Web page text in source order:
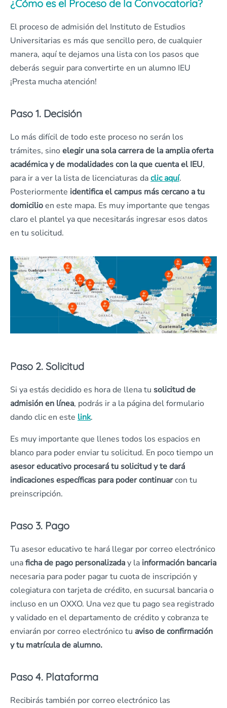
¿Cómo es el Proceso de la Convocatoria?
El proceso de admisión del Instituto de Estudios
Universitarias es más que sencillo pero, de cualquier
manera, aquí te dejamos una lista con los pasos que
deberás seguir para convertirte en un alumno IEU
¡Presta mucha atención!
Paso 1. Decisión
Lo más difícil de todo este proceso no serán los
trámites, sino elegir una sola carrera de la amplia oferta
académica y de modalidades con la que cuenta el IEU,
para ir a ver la lista de licenciaturas daclic aquí.
Posteriormente identifica el campus más cercano a tu
domicilioen este mapa. Es muy importante que tengas
claro el plantel ya que necesitarás ingresar esos datos
en tu solicitud.
Paso 2. Solicitud
Si ya estás decidido es hora de llena tu solicitud de
admisión en línea, podrás ir a la página del formulario
dando clic en este link.
Es muy importante que llenes todos los espacios en
blanco para poder enviar tu solicitud. En poco tiempo un
asesor educativo procesará tu solicitud y te dará
indicaciones específicas para poder continuarcon tu
preinscripción.
Paso 3. Pago
Tu asesor educativo te hará llegar por correo electrónico
unaficha de pago personalizaday la información bancaria
necesaria para poder pagar tu cuota de inscripción y
colegiatura con tarjeta de crédito, en sucursal bancaria o
incluso en un OXXO. Una vez que tu pago sea registrado
y validado en el departamento de crédito y cobranza te
enviarán por correo electrónico tu aviso de confirmación
y tu matrícula de alumno.
Paso 4. Plataforma
Recibirás también por correo electrónico las